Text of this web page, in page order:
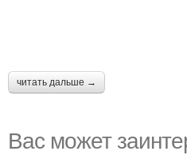
читать дальше →
Вас может